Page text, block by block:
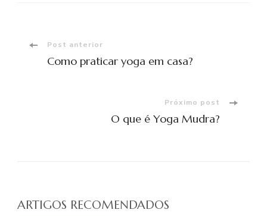
Navegação
Post anterior
Como praticar yoga em casa?
Próximo post
O que é Yoga Mudra?
ARTIGOS RECOMENDADOS